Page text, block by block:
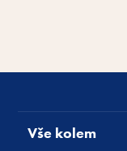
Vše kolem